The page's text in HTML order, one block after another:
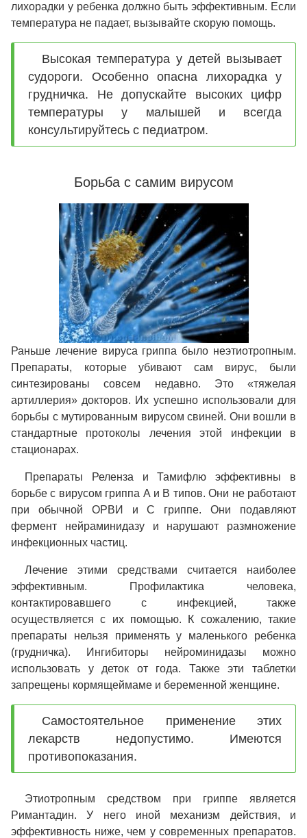
лихорадки у ребенка должно быть эффективным. Если
температура не падает, вызывайте скорую помощь.
Высокая температура у детей вызывает
судороги. Особенно опасна лихорадка у
грудничка. Не допускайте высоких цифр
температуры у малышей и всегда
консультируйтесь с педиатром.
Борьба с самим вирусом
Раньше лечение вируса гриппа было неэтиотропным.
Препараты, которые убивают сам вирус, были
синтезированы совсем недавно. Это «тяжелая
артиллерия» докторов. Их успешно использовали для
борьбы с мутированным вирусом свиней. Они вошли в
стандартные протоколы лечения этой инфекции в
стационарах.
Препараты Реленза и Тамифлю эффективны в
борьбе с вирусом гриппа А и В типов. Они не работают
при обычной ОРВИ и С гриппе. Они подавляют
фермент нейраминидазу и нарушают размножение
инфекционных частиц.
Лечение этими средствами считается наиболее
эффективным. Профилактика человека,
контактировавшего с инфекцией, также
осуществляется с их помощью. К сожалению, такие
препараты нельзя применять у маленького ребенка
(грудничка). Ингибиторы нейроминидазы можно
использовать у деток от года. Также эти таблетки
запрещены кормящеймаме и беременной женщине.
Самостоятельное применение этих
лекарств недопустимо. Имеются
противопоказания.
Этиотропным средством при гриппе является
Римантадин. У него иной механизм действия, и
эффективность ниже, чем у современных препаратов.